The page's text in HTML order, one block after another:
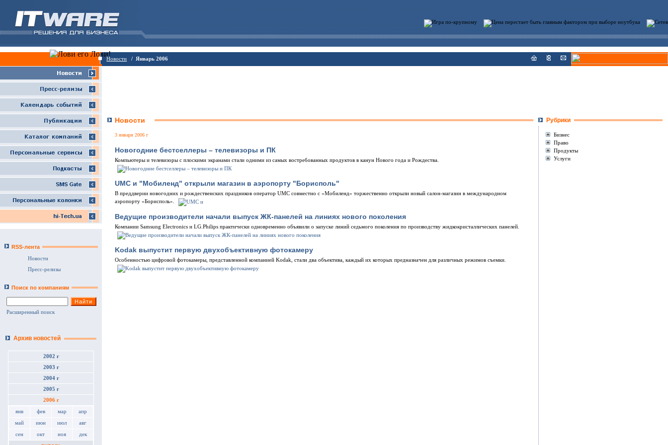
Новости / Январь 2006
RSS-лента
Новости
Пресс-релизы
Поиск по компаниям
Расширенный поиск
Архив новостей
2002 г
2003 г
2004 г
2005 г
2006 г
янв фев мар апр
май июн июл авг
сен окт ноя дек
Новости Рубрики
Бизнес
Право
Продукты
Услуги
3 января 2006 г
Новогодние бестселлеры – телевизоры и ПК
Компьютеры и телевизоры с плоскими экранами стали одними из самых востребованных продуктов в канун Нового года и Рождества.
UMC и "Мобиленд" открыли магазин в аэропорту "Борисполь"
В преддверии новогодних и рождественских праздников оператор UMC совместно с «Мобиленд» торжественно открыли новый салон-магазин в международном
аэропорту «Борисполь».
Ведущие производители начали выпуск ЖК-панелей на линиях нового поколения
Компании Samsung Electronics и LG.Philips практически одновременно объявили о запуске линий седьмого поколения по производству жидкокристаллических панелей.
Kodak выпустит первую двухобъективную фотокамеру
Особенностью цифровой фотокамеры, представленной компанией Kodak, стали два объектива, каждый их которых предназначен для различных режимов съемки.